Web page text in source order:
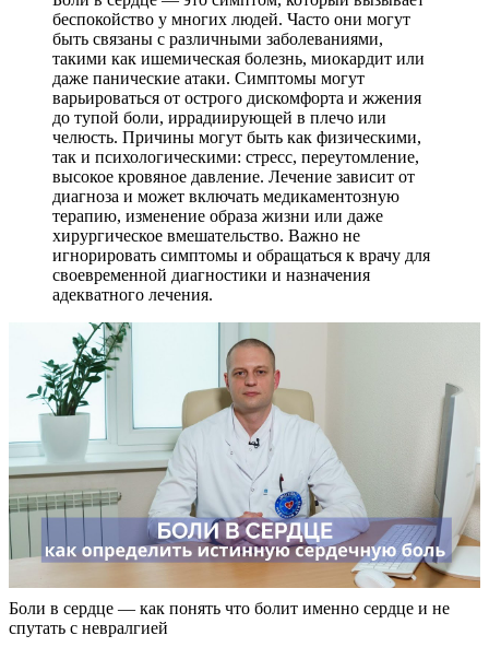
беспокойство у многих людей. Часто они могут
быть связаны с различными заболеваниями,
такими как ишемическая болезнь, миокардит или
даже панические атаки. Симптомы могут
варьироваться от острого дискомфорта и жжения
до тупой боли, иррадиирующей в плечо или
челюсть. Причины могут быть как физическими,
так и психологическими: стресс, переутомление,
высокое кровяное давление. Лечение зависит от
диагноза и может включать медикаментозную
терапию, изменение образа жизни или даже
хирургическое вмешательство. Важно не
игнорировать симптомы и обращаться к врачу для
своевременной диагностики и назначения
адекватного лечения.
Боли в сердце — как понять что болит именно сердце и не
спутать с невралгией